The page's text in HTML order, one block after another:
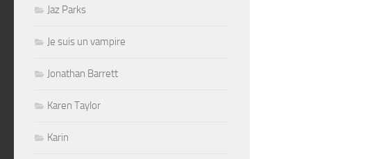
Jaz Parks
Je suis un vampire
Jonathan Barrett
Karen Taylor
Karin